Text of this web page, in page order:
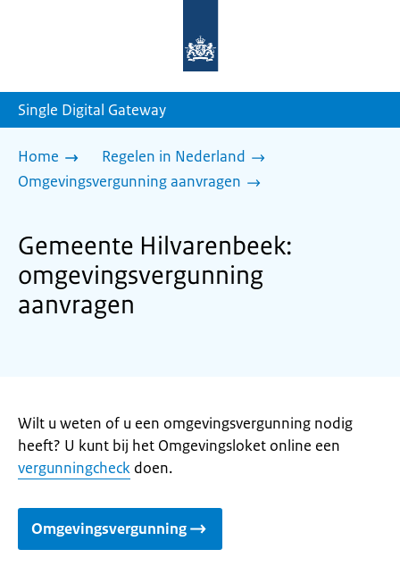
homepage
Single Digital Gateway
Home
Regelen in Nederland
Omgevingsvergunning aanvragen
Gemeente Hilvarenbeek:
omgevingsvergunning
aanvragen
Wilt u weten of u een omgevingsvergunning nodig
heeft? U kunt bij het Omgevingsloket online een
vergunningcheck doen.
Omgevingsvergunning